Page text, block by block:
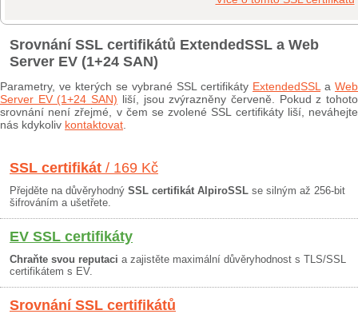
Srovnání SSL certifikátů ExtendedSSL a Web
Server EV (1+24 SAN)
Parametry, ve kterých se vybrané SSL certifikáty ExtendedSSL a Web
Server EV (1+24 SAN) liší, jsou zvýrazněny červeně. Pokud z tohoto
srovnání není zřejmé, v čem se zvolené SSL certifikáty liší, neváhejte
nás kdykoliv kontaktovat
SSL certifikát / 169 Kč
Přejděte na důvěryhodný SSL certifikát AlpiroSSL se silným až 256-bit
šifrováním a ušetřete.
EV SSL certifikáty
Chraňte svou reputaci a zajistěte maximální důvěryhodnost s TLS/SSL
certifikátem s EV.
Srovnání SSL certifikátů